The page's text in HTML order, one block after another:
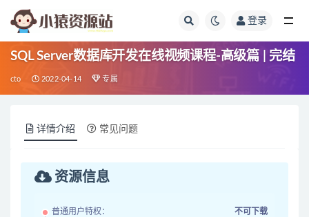
登录
SQL Server数据库开发在线视频课程-高级篇 | 完结
cto 2022-04-14 专属
详情介绍 常见问题
资源信息
普通用户特权： 不可下载